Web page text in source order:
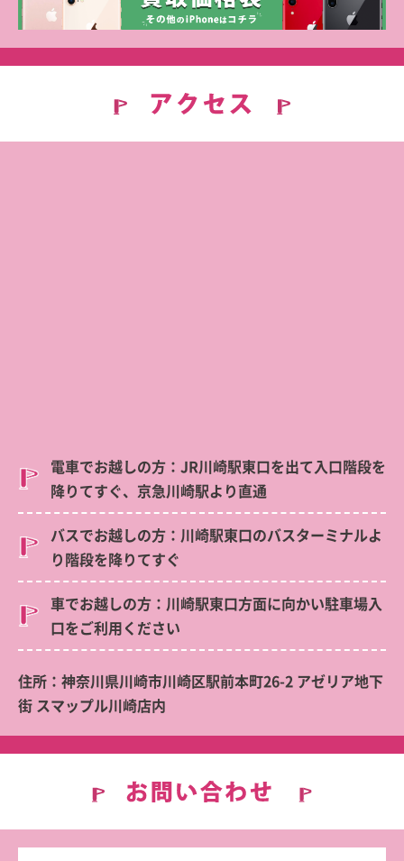
電車でお越しの方：JR川崎駅東口を出て入口階段を
降りてすぐ、京急川崎駅より直通
バスでお越しの方：川崎駅東口のバスターミナルよ
り階段を降りてすぐ
車でお越しの方：川崎駅東口方面に向かい駐車場入
口をご利用ください
住所：神奈川県川崎市川崎区駅前本町26-2 アゼリア地下
街 スマップル川崎店内